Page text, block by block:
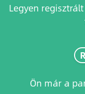
Legyen
Ön már a